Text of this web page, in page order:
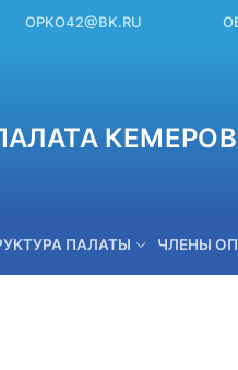
OPKO42@BK.RU
ПАЛАТЫ ЧЛЕНЫ